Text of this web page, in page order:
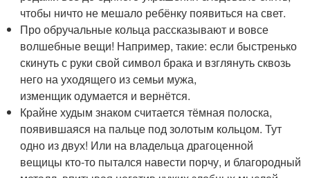
чтобы ничто не мешало ребёнку появиться на свет.
Про обручальные кольца рассказывают и вовсе
волшебные вещи! Например, такие: если быстренько
скинуть с руки свой символ брака и взглянуть сквозь
него на уходящего из семьи мужа,
изменщик одумается и вернётся.
Крайне худым знаком считается тёмная полоска,
появившаяся на пальце под золотым кольцом. Тут
одно из двух! Или на владельца драгоценной
вещицы кто-то пытался навести порчу, и благородный